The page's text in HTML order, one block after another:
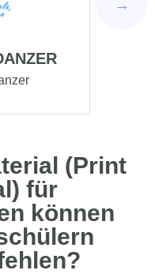
(Print
für
können